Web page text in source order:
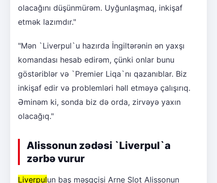
olacağını düşünmürəm. Uyğunlaşmaq, inkişaf
etmək lazımdır."
"Mən `Liverpul`u hazırda İngiltərənin ən yaxşı
komandası hesab edirəm, çünki onlar bunu
göstəriblər və `Premier Liqa`nı qazanıblar. Biz
inkişaf edir və problemləri həll etməyə çalışırıq.
Əminəm ki, sonda biz də orda, zirvəyə yaxın
olacağıq."
Alissonun zədəsi `Liverpul`a
zərbə vurur
Liverpulun baş məşqçisi Arne Slot Alissonun